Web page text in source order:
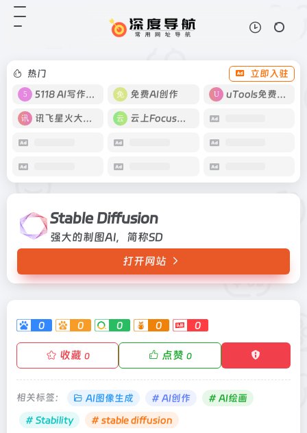
热门
立即入驻
5118 AI写作工具
免费AI创作 uTools免费工具箱
讯飞星火大模型 云上Focus接码
Stable Diffusion
强大的制图AI，简称SD
打开网站
0 0 0 0 0
收藏 0 点赞 0
相关标签： AI图像生成 # AI创作
# AI绘画
# Stability
# stable diffusion
Stable Diffusion